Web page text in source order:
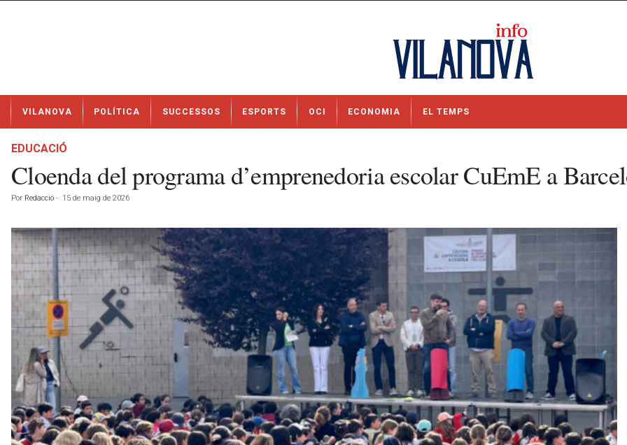
t
VILANOVA POLÍTICA SUCCESSOS ESPORTS OCI ECONOMIA EL TEMPS
EDUCACIÓ
Cloenda del programa d’emprenedoria escolar CuEmE a
Por Redacció - 15 de maig de 2026